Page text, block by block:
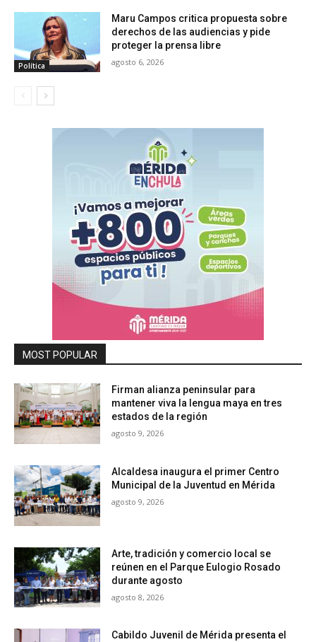
Política
Maru Campos critica propuesta sobre
derechos de las audiencias y pide
proteger la prensa libre
agosto 6, 2026
MOST POPULAR
Firman alianza peninsular para
mantener viva la lengua maya en tres
estados de la región
agosto 9, 2026
Alcaldesa inaugura el primer Centro
Municipal de la Juventud en Mérida
agosto 9, 2026
Arte, tradición y comercio local se
reúnen en el Parque Eulogio Rosado
durante agosto
agosto 8, 2026
Cabildo Juvenil de Mérida presenta el